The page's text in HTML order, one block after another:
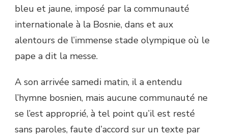
bleu et jaune, imposé par la communauté
internationale à la Bosnie, dans et aux
alentours de l’immense stade olympique où le
pape a dit la messe.
A son arrivée samedi matin, il a entendu
l’hymne bosnien, mais aucune communauté ne
se l’est approprié, à tel point qu’il est resté
sans paroles, faute d’accord sur un texte par